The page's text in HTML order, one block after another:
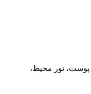
پوست، نور محیط،